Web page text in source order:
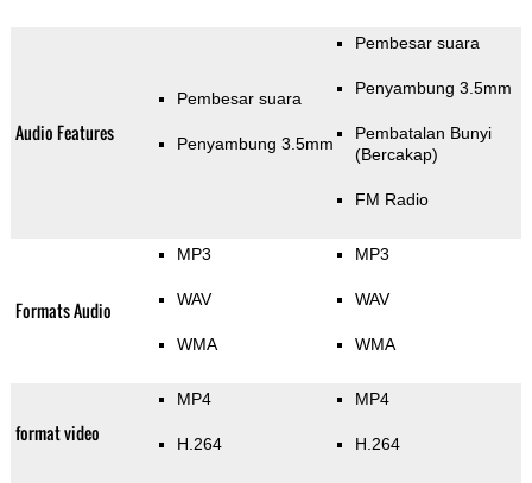
Audio Features
Pembesar suara
Penyambung 3.5mm
Pembesar suara
Penyambung 3.5mm
Pembatalan Bunyi
(Bercakap)
FM Radio
Formats Audio
MP3
WAV
WMA
MP3
WAV
WMA
format video
MP4
H.264
MP4
H.264